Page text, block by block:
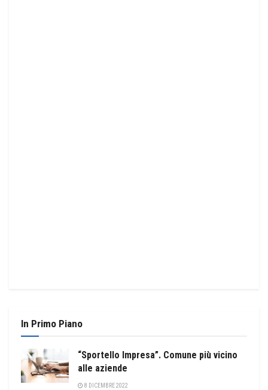
In Primo Piano
“Sportello Impresa”. Comune più vicino
alle aziende
8 DICEMBRE 2022